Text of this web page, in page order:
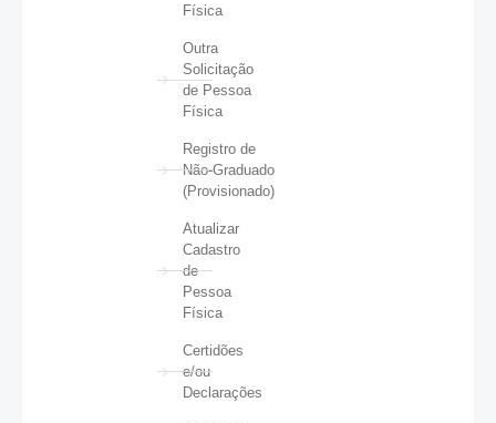
Física
Outra
Solicitação
de Pessoa
Física
Registro de
Não-Graduado
(Provisionado)
Atualizar
Cadastro
de
Pessoa
Física
Certidões
e/ou
Declarações